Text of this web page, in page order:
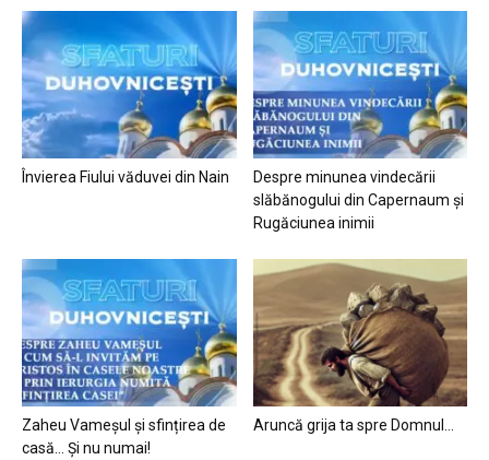
Învierea Fiului văduvei din Nain
Despre minunea vindecării
slăbănogului din Capernaum și
Rugăciunea inimii
Zaheu Vameșul și sfințirea de
casă… Și nu numai!
Aruncă grija ta spre Domnul…